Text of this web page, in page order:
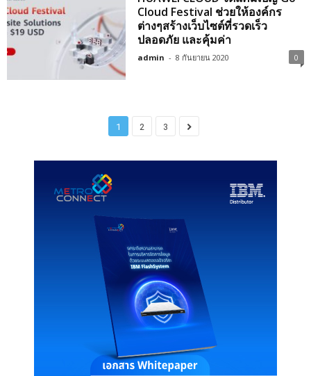
Cloud Festival ช่วยให้องค์กร
ต่างๆสร้างเว็บไซต์ที่รวดเร็ว
ปลอดภัย และคุ้มค่า
admin - 8 กันยายน 2020 0
1 2 3